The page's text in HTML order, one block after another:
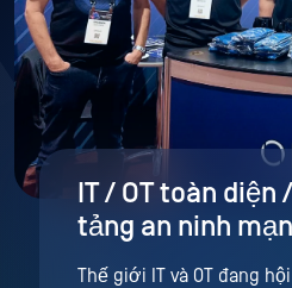
IT / OT toàn diện
tảng an ninh
Thế giới IT và OT đang